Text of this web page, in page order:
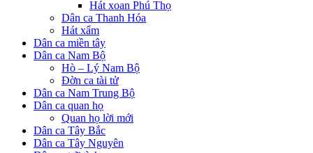
Hát xoan Phú Thọ
Dân ca Thanh Hóa
Hát xẩm
Dân ca miền tây
Dân ca Nam Bộ
Hò – Lý Nam Bộ
Đờn ca tài tử
Dân ca Nam Trung Bộ
Dân ca quan họ
Quan họ lời mới
Dân ca Tây Bắc
Dân ca Tây Nguyên